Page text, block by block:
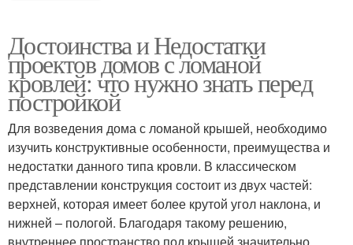
Достоинства и Недостатки
проектов домов с ломаной
кровлей: что нужно знать перед
постройкой
Для возведения дома с ломаной крышей, необходимо
изучить конструктивные особенности, преимущества и
недостатки данного типа кровли. В классическом
представлении конструкция состоит из двух частей:
верхней, которая имеет более крутой угол наклона, и
нижней – пологой. Благодаря такому решению,
внутреннее пространство под крышей значительно